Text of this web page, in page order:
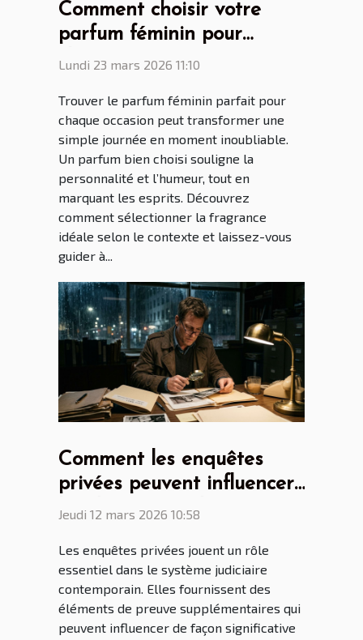
Comment choisir votre
parfum féminin pour
chaque occasion ?
Lundi 23 mars 2026 11:10
Trouver le parfum féminin parfait pour
chaque occasion peut transformer une
simple journée en moment inoubliable.
Un parfum bien choisi souligne la
personnalité et l’humeur, tout en
marquant les esprits. Découvrez
comment sélectionner la fragrance
idéale selon le contexte et laissez-vous
guider à...
Comment les enquêtes
privées peuvent influencer
les décisions judiciaires ?
Jeudi 12 mars 2026 10:58
Les enquêtes privées jouent un rôle
essentiel dans le système judiciaire
contemporain. Elles fournissent des
éléments de preuve supplémentaires qui
peuvent influencer de façon significative